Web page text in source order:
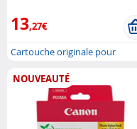
13,27€
Cartouche originale pour
NOUVEAUTÉ